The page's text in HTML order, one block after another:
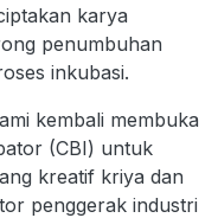
karya
penumbuhan
inkubasi.
kembali membuka
(CBI) untuk
kreatif kriya dan
penggerak industri